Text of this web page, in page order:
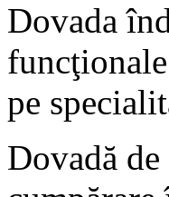
Dovada
pe
Dovadă